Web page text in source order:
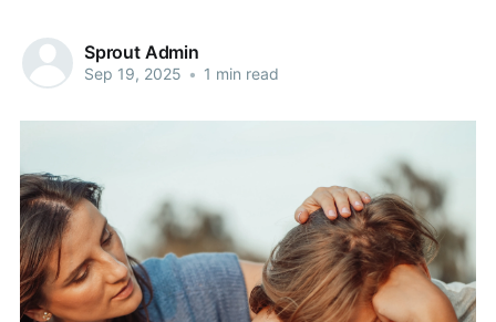
Sprout Admin
Sep 19, 2025 • 1 min read